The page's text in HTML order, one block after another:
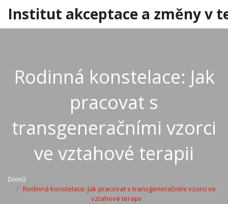
Institut akceptace a změny v
Rodinná konstelace: Jak
pracovat s
transgeneračními vzorci
ve vztahové terapii
Domů
Rodinná konstelace: Jak pracovat s transgeneračními vzorci ve
vztahové terapii